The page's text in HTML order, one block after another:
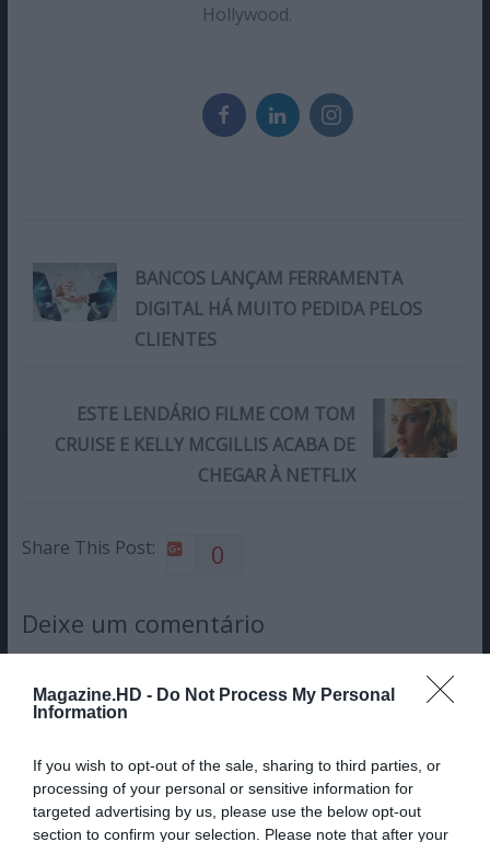
Magazine.HD - Do Not Process My Personal
Information
If you wish to opt-out of the sale, sharing to third parties, or
processing of your personal or sensitive information for
targeted advertising by us, please use the below opt-out
section to confirm your selection. Please note that after your
Hollywood.
BANCOS LANÇAM FERRAMENTA
DIGITAL HÁ MUITO PEDIDA PELOS
CLIENTES
ESTE LENDÁRIO FILME COM TOM
CRUISE E KELLY MCGILLIS ACABA DE
CHEGAR À NETFLIX
Share This Post: 0
Deixe um comentário
Campos
obrigatórios marcados com*
Nome